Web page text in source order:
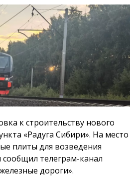
к строительству нового
«Радуга Сибири». На место
плиты для возведения
телеграм-канал
дороги».